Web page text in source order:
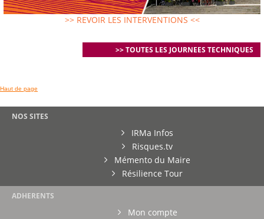
>> REVOIR LES INTERVENTIONS <<
>> TOUTES LES JOURNEES TECHNIQUES
Haut de page
NOS SITES
IRMa Infos
Risques.tv
Mémento du Maire
Résilience Tour
ADHERENTS
Mon compte